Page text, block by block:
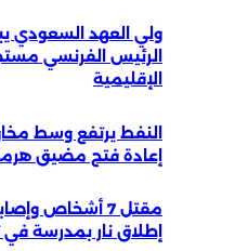
ولي العهد السعودي
الرئيس الفرنسي
الإقليمية
النفط يرتفع وسط
إعادة فتح مضيق
إطلاق نار بمدرسة في